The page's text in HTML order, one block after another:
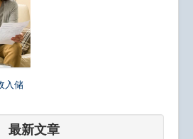
入储
最新文章